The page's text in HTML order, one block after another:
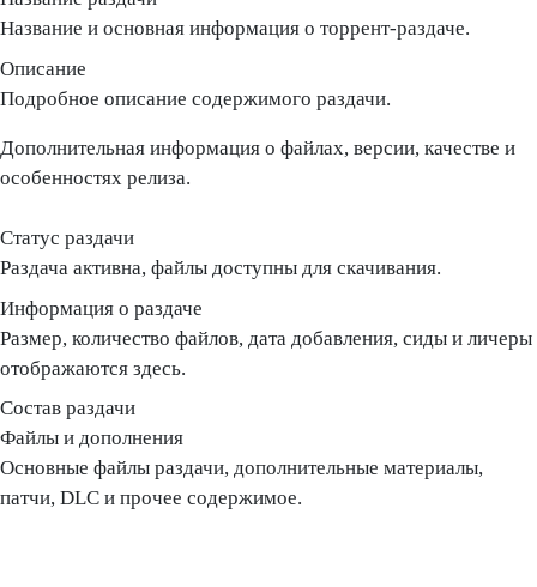
Название и основная информация о торрент-раздаче.
Описание
Подробное описание содержимого раздачи.
Дополнительная информация о файлах, версии, качестве и
особенностях релиза.
Статус раздачи
Раздача активна, файлы доступны для скачивания.
Информация о раздаче
Размер, количество файлов, дата добавления, сиды и личеры
отображаются здесь.
Состав раздачи
Файлы и дополнения
Основные файлы раздачи, дополнительные материалы,
патчи, DLC и прочее содержимое.